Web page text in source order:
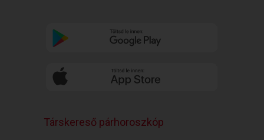
Társkereső párhoroszkóp